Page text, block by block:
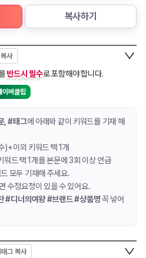
복사하기
사
반드시 필수로 포함해야 합니다.
이버클립
, #태그에 아래와 같이 키워드를 기재 해
)+이외 키워드 택 1개
워드 택 1개를 본문에 3회 이상 언급
모두 기재해 주세요.
수정요청이 있을 수 있어요.
#디너의여왕 #브랜드 #상품명꼭 넣어
그 복사